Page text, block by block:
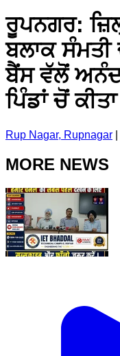
ਰੂਪਨਗਰ:
ਬਲਾਕ ਸੰਮਤੀ
ਬੈਂਸ ਵੱਲੋਂ
ਪਿੰਡਾਂ ਚੋਂ
Rup Nagar, Rupnagar
MORE NEWS